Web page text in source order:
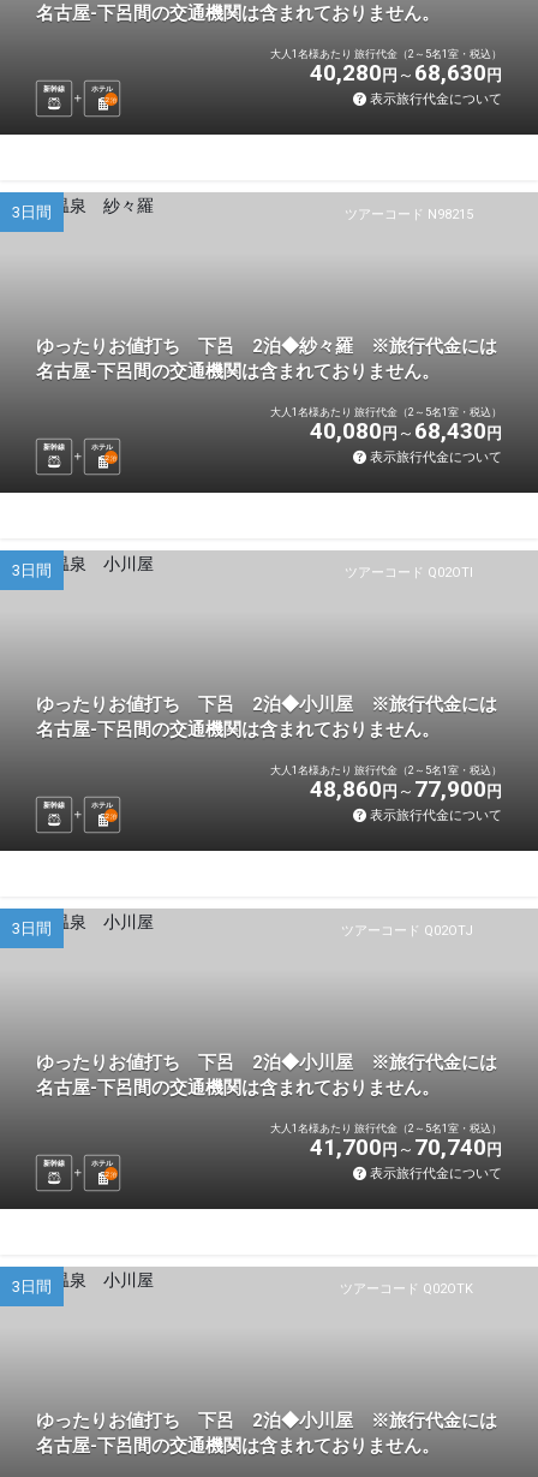
名古屋-下呂間の交通機関は含まれておりません。
新幹線
ホテル
2泊
大人1名様あたり 旅行代金（2～5名1室・税込）
40,280 円 68,630 円
表示旅行代金について
ツアーコード N98215
3日間
ゆったりお値打ち 下呂 2泊◆紗々羅 ※旅行代金には
名古屋-下呂間の交通機関は含まれておりません。
新幹線
ホテル
2泊
大人1名様あたり 旅行代金（2～5名1室・税込）
40,080 円 68,430 円
表示旅行代金について
ツアーコード Q02OTI
3日間
ゆったりお値打ち 下呂 2泊◆小川屋 ※旅行代金には
名古屋-下呂間の交通機関は含まれておりません。
新幹線
ホテル
2泊
大人1名様あたり 旅行代金（2～5名1室・税込）
48,860 円 77,900 円
表示旅行代金について
ツアーコード Q02OTJ
3日間
ゆったりお値打ち 下呂 2泊◆小川屋 ※旅行代金には
名古屋-下呂間の交通機関は含まれておりません。
新幹線
ホテル
2泊
大人1名様あたり 旅行代金（2～5名1室・税込）
41,700 円 70,740 円
表示旅行代金について
ツアーコード Q02OTK
3日間
ゆったりお値打ち 下呂 2泊◆小川屋 ※旅行代金には
名古屋-下呂間の交通機関は含まれておりません。